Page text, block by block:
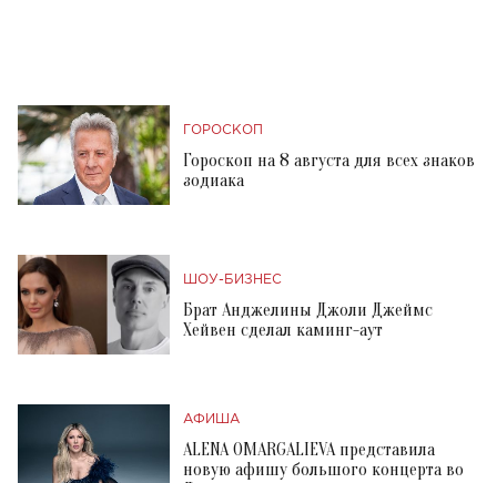
ГОРОСКОП
Гороскоп на 8 августа для всех знаков
зодиака
ШОУ-БИЗНЕС
Брат Анджелины Джоли Джеймс
Хейвен сделал каминг-аут
АФИША
ALENA OMARGALIEVA представила
новую афишу большого концерта во